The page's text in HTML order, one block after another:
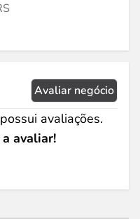
Avaliar negócio
avaliações.
avaliar!